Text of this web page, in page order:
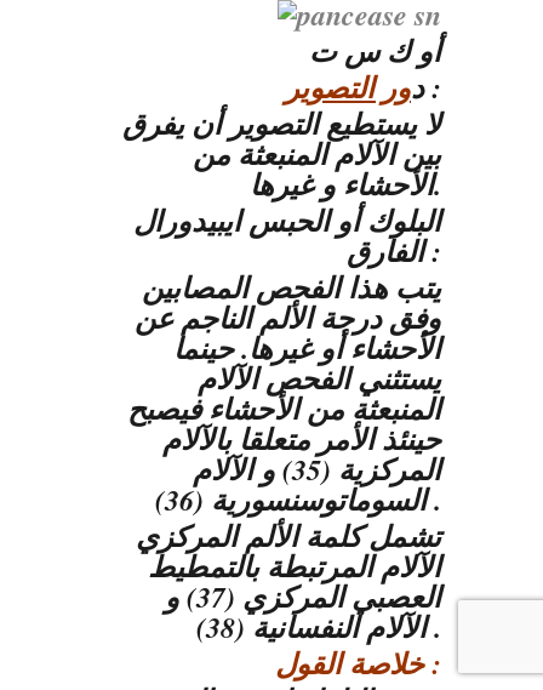
أو ك س ت
دور التصوير :
لا يستطيع التصوير أن يفرق
بين الآلام المنبعثة من
الأحشاء و غيرها.
البلوك أو الحبس ايبيدورال
الفارق :
يتب هذا الفحص المصابين
وفق درجة الألم الناجم عن
الأحشاء أو غيرها. حينما
يستثني الفحص الآلام
المنبعثة من الأحشاء فيصبح
حينئذ الأمر متعلقا بالآلام
المركزية (35) و الآلام
السوماتوسنسورية (36) .
تشمل كلمة الألم المركزي
الآلام المرتبطة بالتمطيط
العصبي المركزي (37) و
الآلام النفسانية (38) .
خلاصة القول :